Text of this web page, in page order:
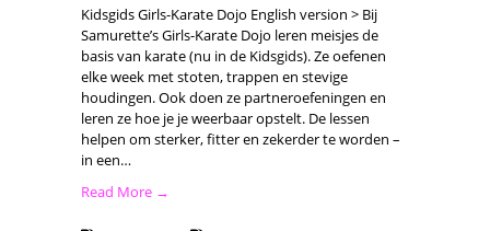
Kidsgids Girls-Karate Dojo English version > Bij
Samurette’s Girls-Karate Dojo leren meisjes de
basis van karate (nu in de Kidsgids). Ze oefenen
elke week met stoten, trappen en stevige
houdingen. Ook doen ze partneroefeningen en
leren ze hoe je je weerbaar opstelt. De lessen
helpen om sterker, fitter en zekerder te worden –
in een…
Read More →